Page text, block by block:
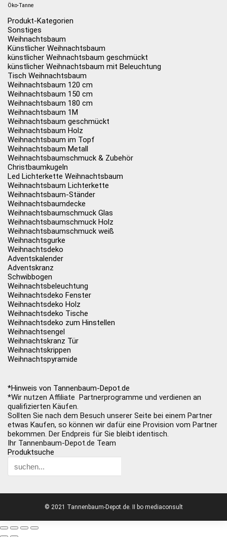
Öko-Tanne
Produkt-Kategorien
Sonstiges
Weihnachtsbaum
Künstlicher Weihnachtsbaum
künstlicher Weihnachtsbaum geschmückt
künstlicher Weihnachtsbaum mit Beleuchtung
Tisch Weihnachtsbaum
Weihnachtsbaum 120 cm
Weihnachtsbaum 150 cm
Weihnachtsbaum 180 cm
Weihnachtsbaum 1M
Weihnachtsbaum geschmückt
Weihnachtsbaum Holz
Weihnachtsbaum im Topf
Weihnachtsbaum Metall
Weihnachtsbaumschmuck & Zubehör
Christbaumkugeln
Led Lichterkette Weihnachtsbaum
Weihnachtsbaum Lichterkette
Weihnachtsbaum-Ständer
Weihnachtsbaumdecke
Weihnachtsbaumschmuck Glas
Weihnachtsbaumschmuck Holz
Weihnachtsbaumschmuck weiß
Weihnachtsgurke
Weihnachtsdeko
Adventskalender
Adventskranz
Schwibbogen
Weihnachtsbeleuchtung
Weihnachtsdeko Fenster
Weihnachtsdeko Holz
Weihnachtsdeko Tische
Weihnachtsdeko zum Hinstellen
Weihnachtsengel
Weihnachtskranz Tür
Weihnachtskrippen
Weihnachtspyramide
*Hinweis von Tannenbaum-Depot.de
*Wir nutzen Affiliate Partnerprogramme und verdienen an
qualifizierten Käufen.
Sollten Sie nach dem Besuch unserer Seite bei einem Partner
etwas Kaufen, so können wir dafür eine Provision vom Partner
bekommen. Der Endpreis für Sie bleibt identisch.
Ihr Tannenbaum-Depot.de Team
Produktsuche
© 2021 Tannenbaum-Depot.de. II bo mediaconsult